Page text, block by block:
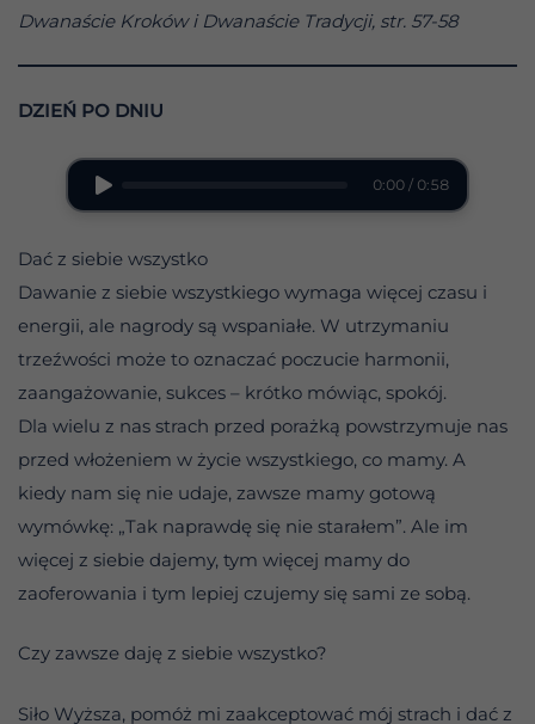
Dwanaście Kroków i Dwanaście Tradycji, str. 57-58
DZIEŃ PO DNIU
0:00 / 0:58
Dać z siebie wszystko
Dawanie z siebie wszystkiego wymaga więcej czasu i
energii, ale nagrody są wspaniałe. W utrzymaniu
trzeźwości może to oznaczać poczucie harmonii,
zaangażowanie, sukces – krótko mówiąc, spokój.
Dla wielu z nas strach przed porażką powstrzymuje nas
przed włożeniem w życie wszystkiego, co mamy. A
kiedy nam się nie udaje, zawsze mamy gotową
wymówkę: „Tak naprawdę się nie starałem”. Ale im
więcej z siebie dajemy, tym więcej mamy do
zaoferowania i tym lepiej czujemy się sami ze sobą.
Czy zawsze daję z siebie wszystko?
Siło Wyższa, pomóż mi zaakceptować mój strach i dać z